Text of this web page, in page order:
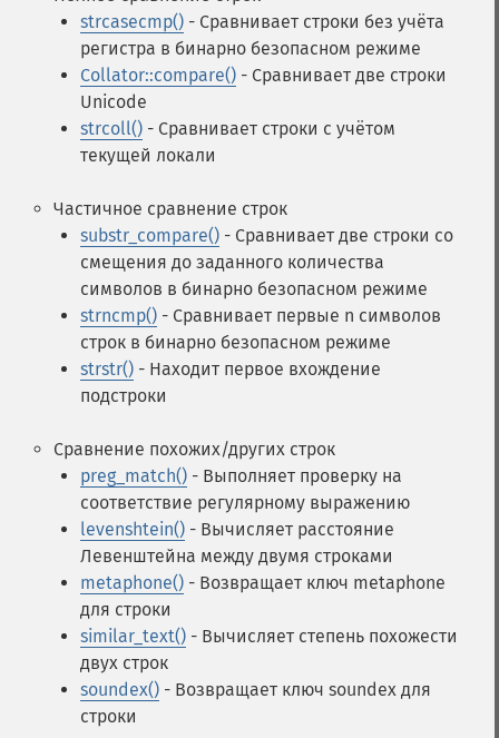
strcasecmp() - Сравнивает строки без учёта
регистра в бинарно безопасном режиме
Collator::compare() - Сравнивает две строки
Unicode
strcoll() - Сравнивает строки с учётом
текущей локали
Частичное сравнение строк
substr_compare() - Сравнивает две строки со
смещения до заданного количества
символов в бинарно безопасном режиме
strncmp() - Сравнивает первые n символов
строк в бинарно безопасном режиме
strstr() - Находит первое вхождение
подстроки
Сравнение похожих/других строк
preg_match() - Выполняет проверку на
соответствие регулярному выражению
levenshtein() - Вычисляет расстояние
Левенштейна между двумя строками
metaphone() - Возвращает ключ metaphone
для строки
similar_text() - Вычисляет степень похожести
двух строк
soundex() - Возвращает ключ soundex для
строки